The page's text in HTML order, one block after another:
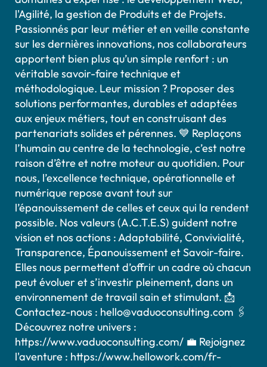
l'Agilité, la gestion de Produits et de Projets.
Passionnés par leur métier et en veille constante
sur les dernières innovations, nos collaborateurs
apportent bien plus qu’un simple renfort : un
véritable savoir-faire technique et
méthodologique. Leur mission ? Proposer des
solutions performantes, durables et adaptées
aux enjeux métiers, tout en construisant des
partenariats solides et pérennes. 💙 Replaçons
l’humain au centre de la technologie, c’est notre
raison d’être et notre moteur au quotidien. Pour
nous, l’excellence technique, opérationnelle et
numérique repose avant tout sur
l’épanouissement de celles et ceux qui la rendent
possible. Nos valeurs (A.C.T.E.S) guident notre
vision et nos actions : Adaptabilité, Convivialité,
Transparence, Épanouissement et Savoir-faire.
Elles nous permettent d’offrir un cadre où chacun
peut évoluer et s’investir pleinement, dans un
environnement de travail sain et stimulant. 📩
Contactez-nous : hello@vaduoconsulting.com 🖇️
Découvrez notre univers :
https://www.vaduoconsulting.com/ 💼 Rejoignez
l'aventure : https://www.hellowork.com/fr-